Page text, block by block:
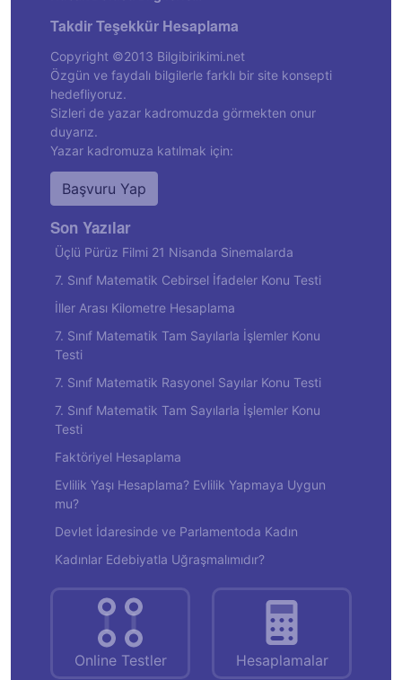
Takdir Teşekkür Hesaplama
Copyright ©2013 Bilgibirikimi.net
Özgün ve faydalı bilgilerle farklı bir site konsepti
hedefliyoruz.
Sizleri de yazar kadromuzda görmekten onur
duyarız.
Yazar kadromuza katılmak için:
Başvuru Yap
Son Yazılar
Üçlü Pürüz Filmi 21 Nisanda Sinemalarda
7. Sınıf Matematik Cebirsel İfadeler Konu Testi
İller Arası Kilometre Hesaplama
7. Sınıf Matematik Tam Sayılarla İşlemler Konu
Testi
7. Sınıf Matematik Rasyonel Sayılar Konu Testi
7. Sınıf Matematik Tam Sayılarla İşlemler Konu
Testi
Faktöriyel Hesaplama
Evlilik Yaşı Hesaplama? Evlilik Yapmaya Uygun
mu?
Devlet İdaresinde ve Parlamentoda Kadın
Kadınlar Edebiyatla Uğraşmalımıdır?
Online Testler Hesaplamalar